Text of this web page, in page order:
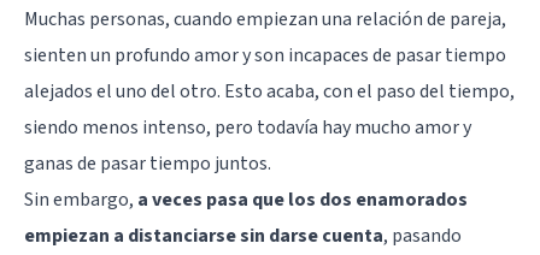
Muchas personas, cuando empiezan una relación de pareja,
sienten un profundo amor y son incapaces de pasar tiempo
alejados el uno del otro. Esto acaba, con el paso del tiempo,
siendo menos intenso, pero todavía hay mucho amor y
ganas de pasar tiempo juntos.
Sin embargo, a veces pasa que los dos enamorados
empiezan a distanciarse sin darse cuenta, pasando